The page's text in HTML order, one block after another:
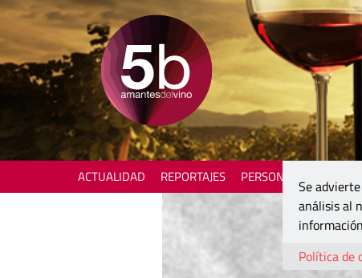
ACTUALIDAD REPORTAJES PERSONAJES
Se
análisis al
Política de